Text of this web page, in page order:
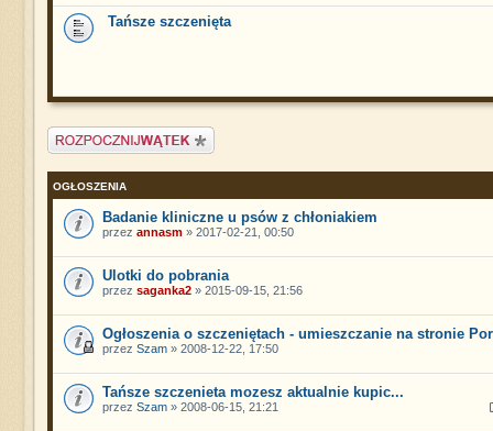
Tańsze szczenięta
Napisz wątek
OGŁOSZENIA
Badanie kliniczne u psów z chłoniakiem
przez annasm» 2017-02-21, 00:50
Ulotki do pobrania
przez saganka2» 2015-09-15, 21:56
Ogłoszenia o szczeniętach - umieszczanie na stronie
przez Szam» 2008-12-22, 17:50
Tańsze szczenieta mozesz aktualnie kupic...
przez Szam» 2008-06-15, 21:21